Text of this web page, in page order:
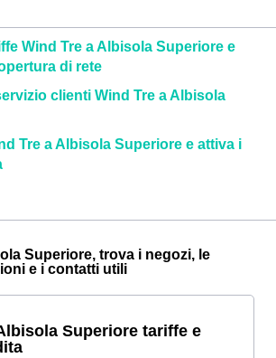
Wind Tre a Albisola Superiore e
di rete
clienti Wind Tre a Albisola
Tre a Albisola Superiore e attiva i
Superiore, trova i negozi, le
e i contatti utili
Superiore tariffe e